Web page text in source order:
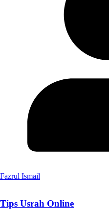
Fazrul Ismail
Tips Usrah Online